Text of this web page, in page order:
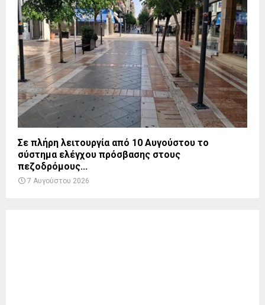
Σε πλήρη λειτουργία από 10 Αυγούστου το
σύστημα ελέγχου πρόσβασης στους
πεζοδρόμους...
7 Αυγούστου 2026